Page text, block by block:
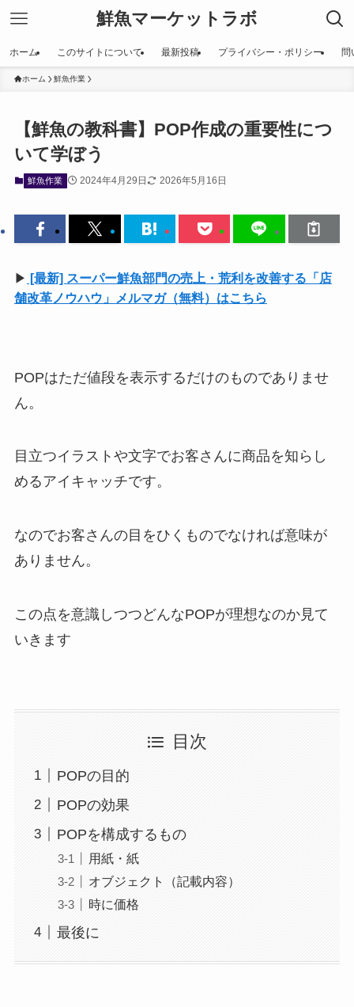
鮮魚マーケットラボ
ホーム このサイトについて 最新投稿 プライバシー・ポリシー 問
ホーム 鮮魚作業
【鮮魚の教科書】POP作成の重要性につ
いて学ぼう
鮮魚作業 2024年4月29日 2026年5月16日
▶ [最新] スーパー鮮魚部門の売上・荒利を改善する「店
舗改革ノウハウ」メルマガ（無料）はこちら
POPはただ値段を表示するだけのものでありませ
ん。
目立つイラストや文字でお客さんに商品を知らし
めるアイキャッチです。
なのでお客さんの目をひくものでなければ意味が
ありません。
この点を意識しつつどんなPOPが理想なのか見て
いきます
目次
POPの目的
POPの効果
POPを構成するもの
用紙・紙
オブジェクト（記載内容）
時に価格
最後に